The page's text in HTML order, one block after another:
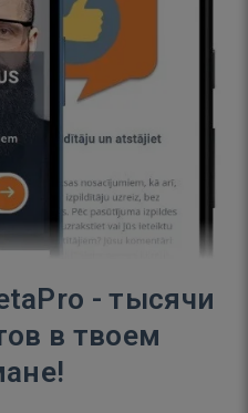
- тысячи
в твоем